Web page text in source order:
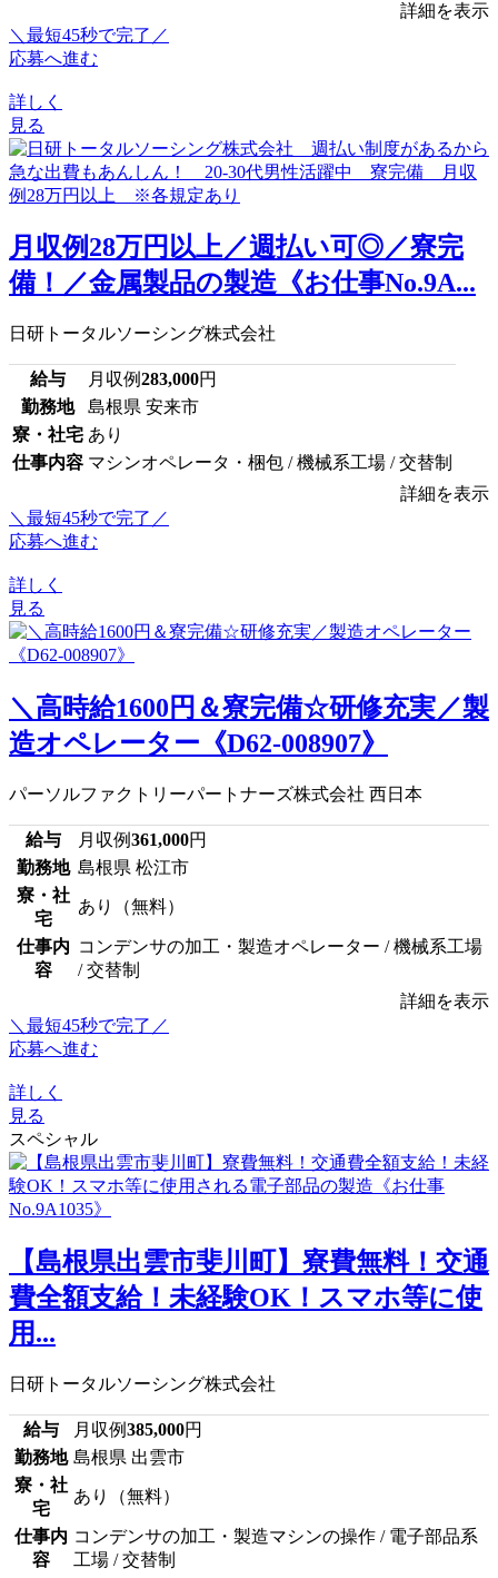
詳細を表示
＼最短45秒で完了／
応募へ進む
詳しく
見る
月収例28万円以上／週払い可◎／寮完
備！／金属製品の製造《お仕事No.9A...
日研トータルソーシング株式会社
給与 月収例283,000円
勤務地
島根県 安来市
寮・社宅 あり
仕事内容 マシンオペレータ・梱包 / 機械系工場 / 交替制
詳細を表示
＼最短45秒で完了／
応募へ進む
詳しく
見る
＼高時給1600円＆寮完備☆研修充実／製
造オペレーター《D62-008907》
パーソルファクトリーパートナーズ株式会社 西日本
給与 月収例361,000円
勤務地 島根県 松江市
寮・社
宅
あり（無料）
仕事内
容
コンデンサの加工・製造オペレーター / 機械系工場
/ 交替制
詳細を表示
＼最短45秒で完了／
応募へ進む
詳しく
見る
スペシャル
【島根県出雲市斐川町】寮費無料！交通
費全額支給！未経験OK！スマホ等に使
用...
日研トータルソーシング株式会社
給与 月収例385,000円
勤務地 島根県 出雲市
寮・社
宅
あり（無料）
仕事内
容
コンデンサの加工・製造マシンの操作 / 電子部品系
工場 / 交替制